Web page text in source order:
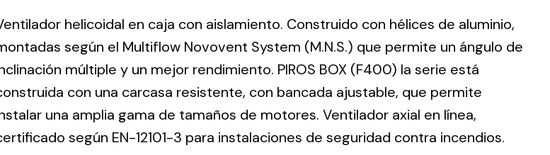
Ventilation
The
incorporation of
Novovent into
Solar lighting
solutions for all
helicoidal en caja con aislamiento. Construido con hélices de aluminio,
según el Multiflow Novovent System (M.N.S.) que permite un ángulo de
múltiple y un mejor rendimiento. PIROS BOX (F400) la serie está
con una carcasa resistente, con bancada ajustable, que permite
una amplia gama de tamaños de motores. Ventilador axial en línea,
según EN-12101-3 para instalaciones de seguridad contra incendios.